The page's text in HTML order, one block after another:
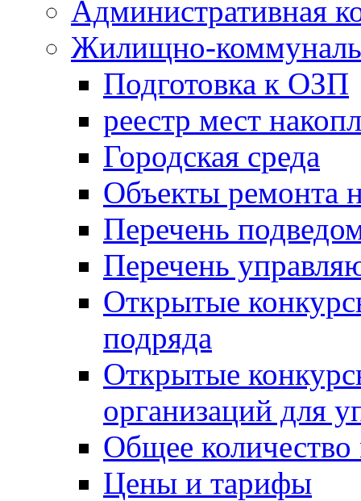
Административная
Жилищно-
Подготовка к ОЗП
реестр мест
Городская среда
Объекты ремонта
Перечень
Перечень
Открытые
подряда
Открытые
организаций для
Общее
Цены и тарифы